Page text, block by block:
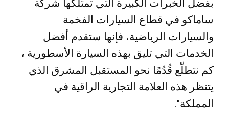
بفضل الخبرات الكبيرة التي تمتلكها شركة
ساماكو في قطاع السيارات الفخمة
والسيارات الرياضية، فإنها ستقدم أفضل
الخدمات التي تليق بهذه السيارة الأسطورية ،
كم نتطلّع قُدُمًا نحو المستقبل المشرق الذي
يتنظر هذه العلامة التجارية الراقية في
المملكة".